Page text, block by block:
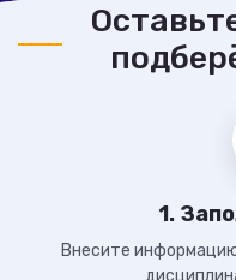
1.
Внесите